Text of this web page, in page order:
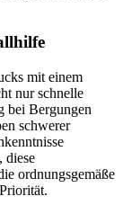
mit einem
nur schnelle
bei Bergungen
schwerer
diese
ordnungsgemäße